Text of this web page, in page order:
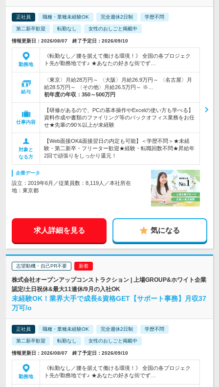
正社員 職種・業種未経験OK 完全週休2日制 学歴不問
第二新卒歓迎 転勤なし 女性のおしごと掲載中
情報更新日：2026/08/07 終了予定日：2026/09/10
勤務地
《転勤なし／腰を据えて働ける環境！》 全国の各プロジェク
ト先が勤務地です♪ ★あなたの好きな街でず…
給与
〈東京〉月給28万円～ 〈大阪〉月給26.9万円～ 〈名古屋〉月
給28.5万円～ 〈その他〉月給26.5万円～ ※…
初年度の年収： 350～500万円
仕事内容
【研修があるので、PCの基本操作やExcelの使い方も学べる】
資料作成や書類のファイリング等のバックオフィス業務をお任
せ★先輩の90％以上が未経験
対象と
なる方
【Web面接OK&面接翌日の内定も可能】＜学歴不問＞★未経
験・第二新卒・フリーター歓迎★経験・転職回数不問★昇給年
2回で頑張りをしっかり還元！
企業データ
設立：2019年6月／従業員数：8,119人／本社所在
地：東京都
求人詳細を見る 気になる
志望動機・自己PR不要
株式会社オープンアップコンストラクション | 上場GROUP&ホワイト企業
認定/土日祝休&最大11連休/9月の入社OK
未経験OK！業界大手で成長&資格GET【サポート事務】月収37
万可/o
正社員 職種・業種未経験OK 完全週休2日制 学歴不問
第二新卒歓迎 転勤なし 女性のおしごと掲載中
情報更新日：2026/08/07 終了予定日：2026/09/10
勤務地
《転勤なし／腰を据えて働ける環境！》 全国の各プロジェク
ト先が勤務地です♪ ★あなたの好きな街でず…